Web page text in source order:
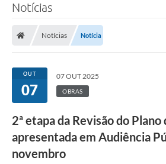
Notícias
Notícias Notícia
OUT
07
07 OUT 2025
OBRAS
2ª etapa da Revisão do
apresentada em Audiência
novembro